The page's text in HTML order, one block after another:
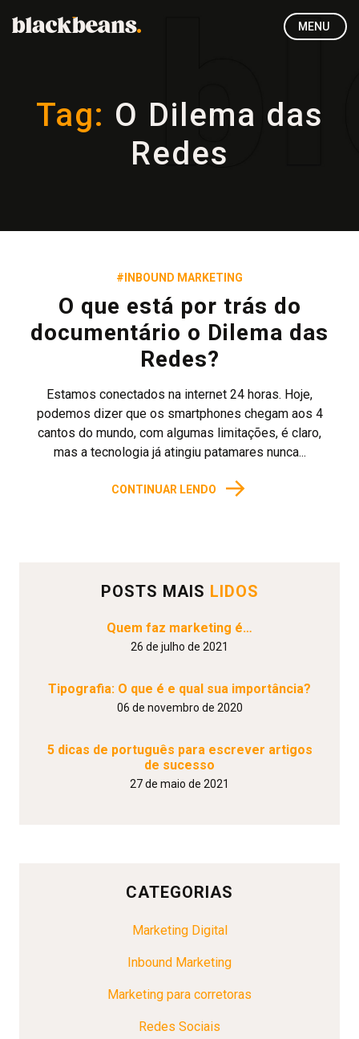
MENU
Tag: O Dilema das
Redes
#INBOUND MARKETING
O que está por trás do
documentário o Dilema das
Redes?
Estamos conectados na internet 24 horas. Hoje,
podemos dizer que os smartphones chegam aos 4
cantos do mundo, com algumas limitações, é claro,
mas a tecnologia já atingiu patamares nunca...
CONTINUAR LENDO →
POSTS MAIS LIDOS
Quem faz marketing é…
26 de julho de 2021
Tipografia: O que é e qual sua importância?
06 de novembro de 2020
5 dicas de português para escrever artigos
de sucesso
27 de maio de 2021
CATEGORIAS
Marketing Digital
Inbound Marketing
Marketing para corretoras
Redes Sociais